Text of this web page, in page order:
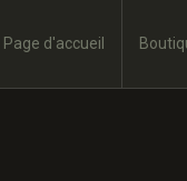
Page d'accueil